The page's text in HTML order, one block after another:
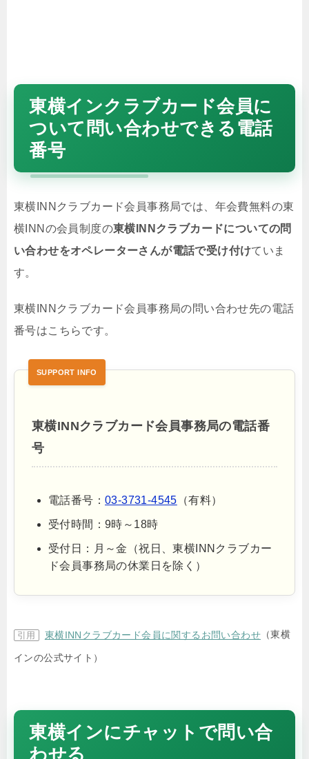
東横インクラブカード会員に
ついて問い合わせできる電話
番号
東横INNクラブカード会員事務局では、年会費無料の東
横INNの会員制度の東横INNクラブカードについての問
い合わせをオペレーターさんが電話で受け付けていま
す。
東横INNクラブカード会員事務局の問い合わせ先の電話
番号はこちらです。
東横INNクラブカード会員事務局の電話番
号
電話番号： 03-3731-4545 （有料）
受付時間：9時～18時
受付日：月～金（祝日、東横INNクラブカー
ド会員事務局の休業日を除く）
東横INNクラブカード会員に関するお問い合わせ （東横
インの公式サイト）
東横インにチャットで問い合
わせる